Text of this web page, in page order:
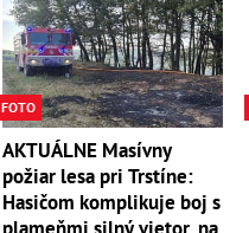
FOTO
AKTUÁLNE Masívny
požiar lesa pri Trstíne:
Hasičom komplikuje boj s